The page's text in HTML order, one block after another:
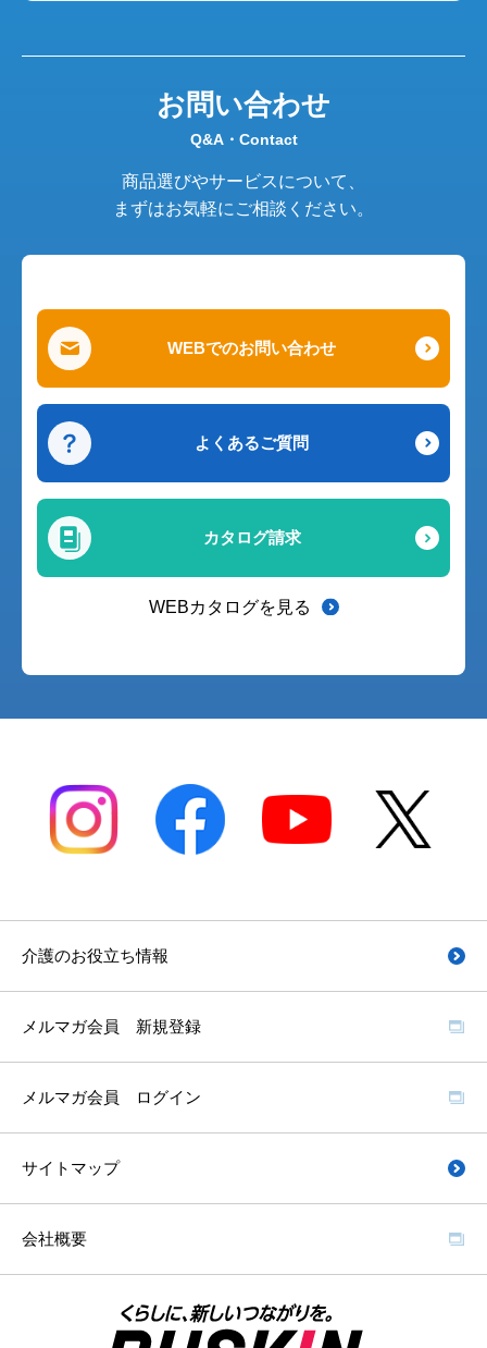
お問い合わせ
Q&A・Contact
商品選びやサービスについて、
まずはお気軽にご相談ください。
WEBでのお問い合わせ
よくあるご質問
カタログ請求
WEBカタログを見る
介護のお役立ち情報
メルマガ会員 新規登録
メルマガ会員 ログイン
サイトマップ
会社概要